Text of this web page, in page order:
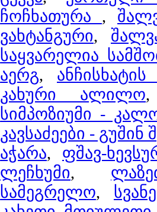
ჩოჩხათურა ,
ვახტანგური,
საყვარელია
აერგ,
კახური ალილო
სიმპოზიუმი -
კავსაძეები -
აჭარა, ფშავ-
ლეჩხუმი,
სამეგრელო,